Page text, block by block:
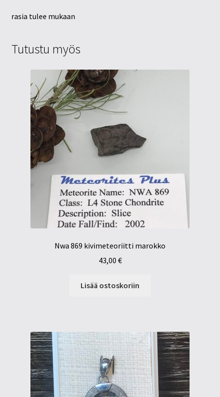
rasia tulee mukaan
Tutustu myös
Nwa 869 kivimeteoriitti marokko
43,00 €
Lisää ostoskoriin